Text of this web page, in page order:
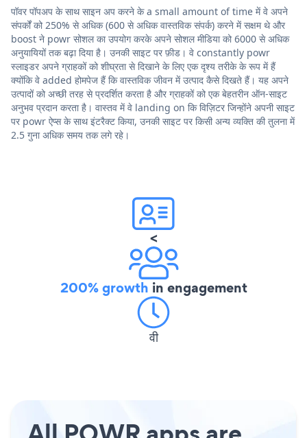
पॉवर पॉपअप के साथ साइन अप करने के a small amount of time में वे अपने
संपर्कों को 250% से अधिक (600 से अधिक वास्तविक संपर्क) करने में सक्षम थे और
boost ने powr सोशल का उपयोग करके अपने सोशल मीडिया को 6000 से अधिक
अनुयायियों तक बढ़ा दिया है। उनकी साइट पर फ़ीड। वे constantly powr
स्लाइडर अपने ग्राहकों को शीघ्रता से दिखाने के लिए एक दृश्य तरीके के रूप में हैं
क्योंकि वे added होमपेज हैं कि वास्तविक जीवन में उत्पाद कैसे दिखते हैं। यह अपने
उत्पादों को अच्छी तरह से प्रदर्शित करता है और ग्राहकों को एक बेहतरीन ऑन-साइट
अनुभव प्रदान करता है। वास्तव में वे landing on कि विज़िटर जिन्होंने अपनी साइट
पर powr ऐप्स के साथ इंटरैक्ट किया, उनकी साइट पर किसी अन्य व्यक्ति की तुलना में
2.5 गुना अधिक समय तक लगे रहे।
<
200% growth in engagement
वी